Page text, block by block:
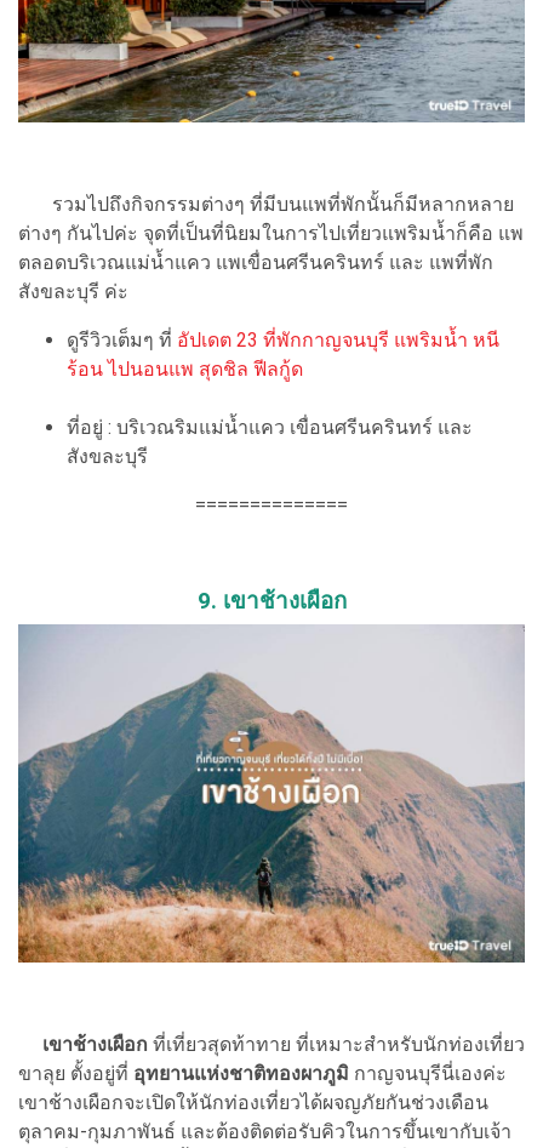
รวมไปถึงกิจกรรมต่างๆ ที่มีบนแพที่พักนั้นก็มีหลากหลาย
ต่างๆ กันไปค่ะ จุดที่เป็นที่นิยมในการไปเที่ยวแพริมน้ำก็คือ แพ
ตลอดบริเวณแม่น้ำแคว แพเขื่อนศรีนครินทร์ และ แพที่พัก
สังขละบุรี ค่ะ
ดูรีวิวเต็มๆ ที่ อัปเดต 23 ที่พักกาญจนบุรี แพริมน้ำ หนี
ร้อน ไปนอนแพ สุดชิล ฟีลกู้ด
ที่อยู่ : บริเวณริมแม่น้ำแคว เขื่อนศรีนครินทร์ และ
สังขละบุรี
==============
9. เขาช้างเผือก
เขาช้างเผือก ที่เที่ยวสุดท้าทาย ที่เหมาะสำหรับนักท่องเที่ยว
ขาลุย ตั้งอยู่ที่ อุทยานแห่งชาติทองผาภูมิ กาญจนบุรีนี่เองค่ะ
เขาช้างเผือกจะเปิดให้นักท่องเที่ยวได้ผจญภัยกันช่วงเดือน
ตุลาคม-กุมภาพันธ์ และต้องติดต่อรับคิวในการขึ้นเขากับเจ้า